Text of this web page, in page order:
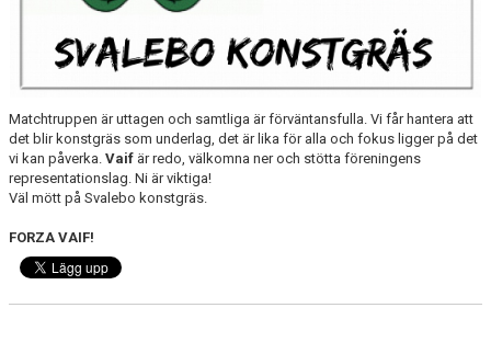
Matchtruppen är uttagen och samtliga är förväntansfulla. Vi får hantera att
det blir konstgräs som underlag, det är lika för alla och fokus ligger på det
vi kan påverka. Vaif är redo, välkomna ner och stötta föreningens
representationslag. Ni är viktiga!
Väl mött på Svalebo konstgräs.
FORZA VAIF!